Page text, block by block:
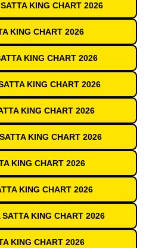
KING CHART 2026
KING CHART 2026
KING CHART 2026
KING CHART 2026
KING CHART 2026
KING CHART 2026
KING CHART 2026
KING CHART 2026
KING CHART 2026
KING CHART 2026